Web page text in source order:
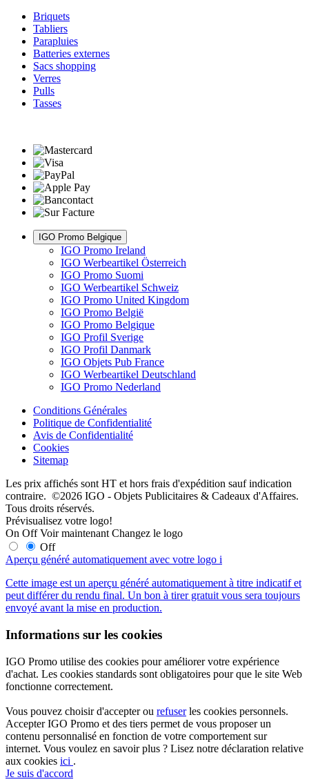
Briquets
Tabliers
Parapluies
Batteries externes
Sacs shopping
Verres
Pulls
Tasses
IGO Promo Belgique
IGO Promo Ireland
IGO Werbeartikel Österreich
IGO Promo Suomi
IGO Werbeartikel Schweiz
IGO Promo United Kingdom
IGO Promo België
IGO Promo Belgique
IGO Profil Sverige
IGO Profil Danmark
IGO Objets Pub France
IGO Werbeartikel Deutschland
IGO Promo Nederland
Conditions Générales
Politique de Confidentialité
Avis de Confidentialité
Cookies
Sitemap
Les prix affichés sont HT et hors frais d'expédition sauf indication
contraire. ©2026 IGO - Objets Publicitaires & Cadeaux d'Affaires.
Tous droits réservés.
Prévisualisez votre logo!
On Off Voir maintenant Changez le logo
Off
Aperçu généré automatiquement avec votre logo i
Cette image est un aperçu généré automatiquement à titre indicatif et
peut différer du rendu final. Un bon à tirer gratuit vous sera toujours
envoyé avant la mise en production.
Informations sur les cookies
IGO Promo utilise des cookies pour améliorer votre expérience
d'achat. Les cookies standards sont obligatoires pour que le site Web
fonctionne correctement.
Vous pouvez choisir d'accepter ou refuserles cookies personnels.
Accepter IGO Promo et des tiers permet de vous proposer un
contenu personnalisé en fonction de votre comportement sur
internet. Vous voulez en savoir plus ? Lisez notre déclaration relative
aux cookies ici .
Je suis d'accord